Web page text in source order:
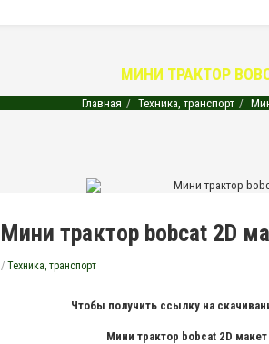
МИНИ ТРАКТОР
Главная Техника, транспорт
Мини трактор bobcat 2D
/ Техника, транспорт
Чтобы получить ссылку на
Мини трактор bobcat 2D